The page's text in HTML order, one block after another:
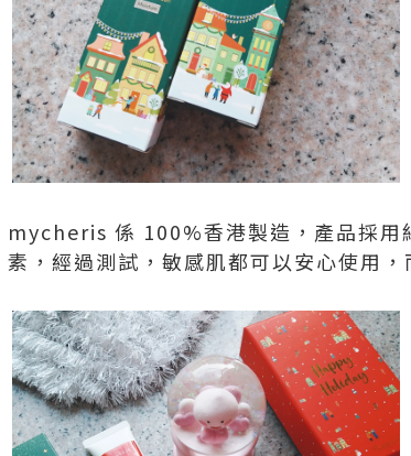
mycheris 係 100%香港製造，產品採用
素，經過測試，敏感肌都可以安心使用